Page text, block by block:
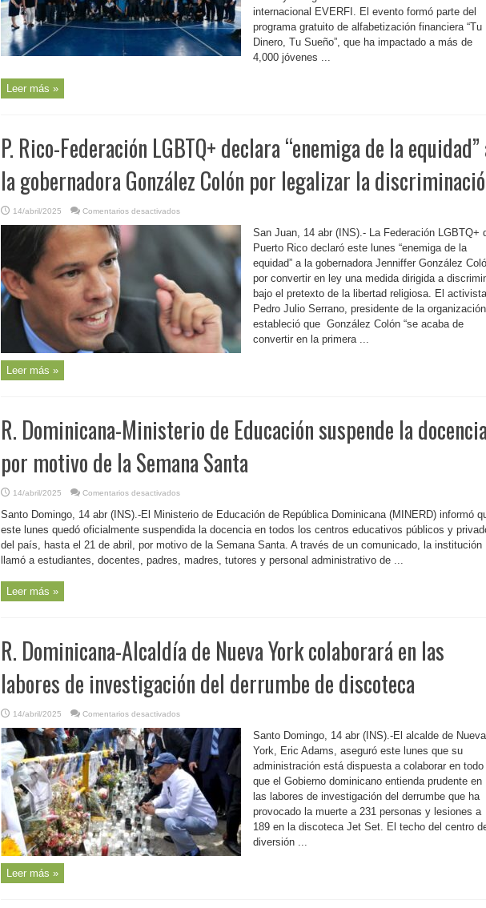
educación
financiera
internacional EVERFI. El evento formó parte del
programa gratuito de alfabetización financiera “Tu
Dinero, Tu Sueño”, que ha impactado a más de
4,000 jóvenes ...
Leer más »
P. Rico-Federación LGBTQ+ declara “enemiga de la equidad”
la gobernadora González Colón por legalizar la
14/abril/2025 Comentarios desactivados
Rico-
Federación
equidad”
a
la
gobernadora
González
Colón
por
legalizar
San Juan, 14 abr (INS).- La Federación LGBTQ+
Puerto Rico declaró este lunes “enemiga de la
equidad” a la gobernadora Jenniffer González
por convertir en ley una medida dirigida a
bajo el pretexto de la libertad religiosa. El activista
Pedro Julio Serrano, presidente de la
estableció que González Colón “se acaba de
convertir en la primera ...
Leer más »
R. Dominicana-Ministerio de Educación suspende la docencia
por motivo de la Semana Santa
14/abril/2025 Comentarios desactivados
Dominicana-
Ministerio
de
Educación
suspende
docencia
Santo Domingo, 14 abr (INS).-El Ministerio de Educación de República Dominicana (MINERD) informó
este lunes quedó oficialmente suspendida la docencia en todos los centros educativos públicos y
del país, hasta el 21 de abril, por motivo de la Semana Santa. A través de un comunicado, la institución
llamó a estudiantes, docentes, padres, madres, tutores y personal administrativo de ...
Leer más »
R. Dominicana-Alcaldía de Nueva York colaborará en las
labores de investigación del derrumbe de discoteca
14/abril/2025 Comentarios desactivados
Dominicana-
Alcaldía
de
Nueva
York
colaborará
en
las
labores
de
investigación
del
derrumbe
de
discoteca
Santo Domingo, 14 abr (INS).-El alcalde de Nueva
York, Eric Adams, aseguró este lunes que su
administración está dispuesta a colaborar en todo
que el Gobierno dominicano entienda prudente en
las labores de investigación del derrumbe que ha
provocado la muerte a 231 personas y lesiones a
189 en la discoteca Jet Set. El techo del centro
diversión ...
Leer más »